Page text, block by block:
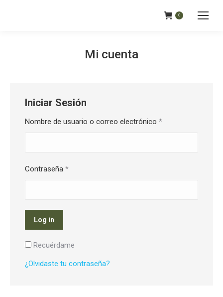
0
Mi cuenta
Iniciar Sesión
Nombre de usuario o correo electrónico *
Contraseña *
Log in
Recuérdame
¿Olvidaste tu contraseña?